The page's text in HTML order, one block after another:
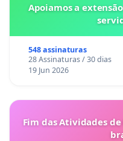
Apoiamos a extensão
548 assinaturas
28 Assinaturas / 30 dias
19 Jun 2026
Fim das Atividades